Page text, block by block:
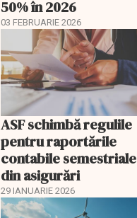
50% în 2026
03 FEBRUARIE 2026
ASF schimbă regulile
pentru raportările
contabile semestriale
din asigurări
29 IANUARIE 2026